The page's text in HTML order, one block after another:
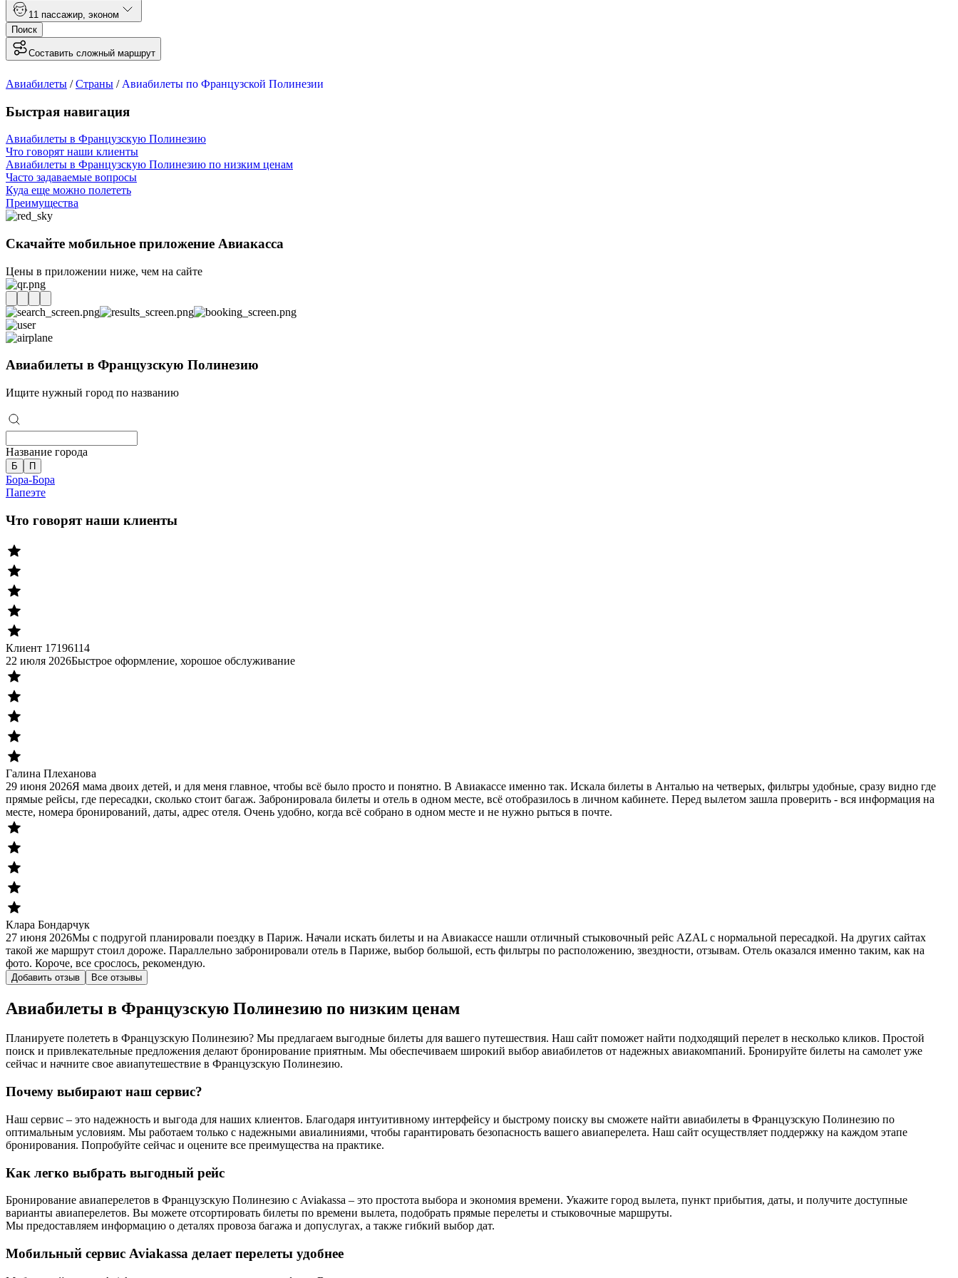
1 1 пассажир эконом
Поиск
Составить сложный маршрут
Авиабилеты /Страны / Авиабилеты по Французской Полинезии
Быстрая навигация
Авиабилеты в Французскую Полинезию
Что говорят наши клиенты
Авиабилеты в Французскую Полинезию по низким ценам
Часто задаваемые вопросы
Куда еще можно полететь
Преимущества
Скачайте мобильное приложение Авиакасса
Цены в приложении ниже, чем на сайте
Авиабилеты в Французскую Полинезию
Ищите нужный город по названию
Название города
Б П
Бора-Бора
Папеэте
Что говорят наши клиенты
Клиент 17196114
22 июля 2026Быстрое оформление, хорошое обслуживание
Галина Плеханова
29 июня 2026Я мама двоих детей, и для меня главное, чтобы всё было просто и понятно. В Авиакассе именно так. Искала билеты в Анталью на четверых, фильтры удобные, сразу видно где
прямые рейсы, где пересадки, сколько стоит багаж. Забронировала билеты и отель в одном месте, всё отобразилось в личном кабинете. Перед вылетом зашла проверить - вся информация на
месте, номера бронирований, даты, адрес отеля. Очень удобно, когда всё собрано в одном месте и не нужно рыться в почте.
Клара Бондарчук
27 июня 2026Мы с подругой планировали поездку в Париж. Начали искать билеты и на Авиакассе нашли отличный стыковочный рейс AZAL с нормальной пересадкой. На других сайтах
такой же маршрут стоил дороже. Параллельно забронировали отель в Париже, выбор большой, есть фильтры по расположению, звездности, отзывам. Отель оказался именно таким, как на
фото. Короче, все срослось, рекомендую.
Добавить отзыв Все отзывы
Авиабилеты в Французскую Полинезию по низким ценам
Планируете полететь в Французскую Полинезию? Мы предлагаем выгодные билеты для вашего путешествия. Наш сайт поможет найти подходящий перелет в несколько кликов. Простой
поиск и привлекательные предложения делают бронирование приятным. Мы обеспечиваем широкий выбор авиабилетов от надежных авиакомпаний. Бронируйте билеты на самолет уже
сейчас и начните свое авиапутешествие в Французскую Полинезию.
Почему выбирают наш сервис?
Наш сервис – это надежность и выгода для наших клиентов. Благодаря интуитивному интерфейсу и быстрому поиску вы сможете найти авиабилеты в Французскую Полинезию по
оптимальным условиям. Мы работаем только с надежными авиалиниями, чтобы гарантировать безопасность вашего авиаперелета. Наш сайт осуществляет поддержку на каждом этапе
бронирования. Попробуйте сейчас и оцените все преимущества на практике.
Как легко выбрать выгодный рейс
Бронирование авиаперелетов в Французскую Полинезию с Aviakassa – это простота выбора и экономия времени. Укажите город вылета, пункт прибытия, даты, и получите доступные
варианты авиаперелетов. Вы можете отсортировать билеты по времени вылета, подобрать прямые перелеты и стыковочные маршруты.
Мы предоставляем информацию о деталях провоза багажа и допуслугах, а также гибкий выбор дат.
Мобильный сервис Aviakassa делает перелеты удобнее